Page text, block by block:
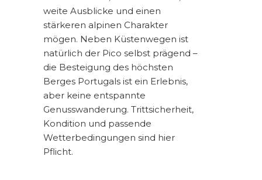
weite Ausblicke und einen
stärkeren alpinen Charakter
mögen. Neben Küstenwegen ist
natürlich der Pico selbst prägend –
die Besteigung des höchsten
Berges Portugals ist ein Erlebnis,
aber keine entspannte
Genusswanderung. Trittsicherheit,
Kondition und passende
Wetterbedingungen sind hier
Pflicht.